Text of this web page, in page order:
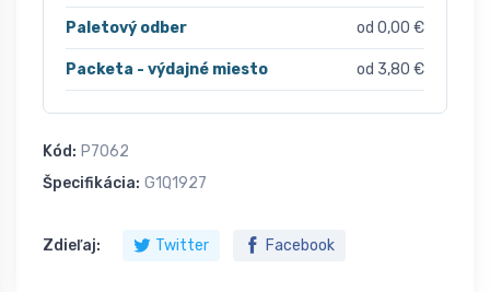
Paletový odber od 0,00 €
Packeta - výdajné miesto od 3,80 €
Kód: P7062
Špecifikácia: G1Q1927
Zdieľaj: Twitter Facebook